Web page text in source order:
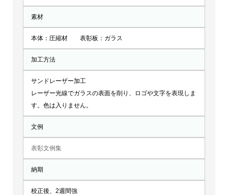
素材
本体：圧縮材 表彰板：ガラス
加工方法
サンドレーザー加工
レーザー光線でガラスの表面を削り、ロゴや文字を表現しま
す。色は入りません。
文例
表彰文例集
納期
校正後、2週間強